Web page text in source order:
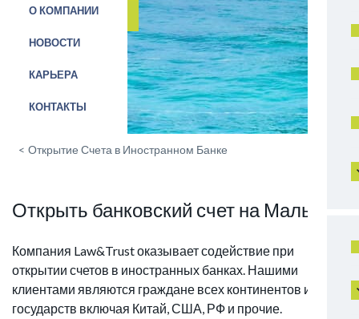
О КОМПАНИИ
НОВОСТИ
КАРЬЕРА
КОНТАКТЫ
ЗАЯВКА НА УСЛУГУ
< Открытие Счета в Иностранном Банке
Открыть банковский счет на Мальте
Компания Law&Trust оказывает содействие при
открытии счетов в иностранных банках. Нашими
клиентами являются граждане всех континентов и
государств включая Китай, США, РФ и прочие.